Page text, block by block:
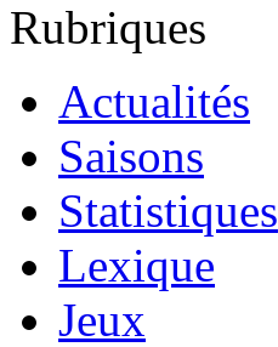
Rubriques
Actualités
Saisons
Statistiques
Lexique
Jeux